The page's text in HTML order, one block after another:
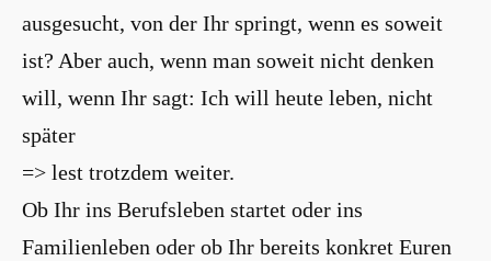
ausgesucht, von der Ihr springt, wenn es soweit
ist? Aber auch, wenn man soweit nicht denken
will, wenn Ihr sagt: Ich will heute leben, nicht
später
=> lest trotzdem weiter.
Ob Ihr ins Berufsleben startet oder ins
Familienleben oder ob Ihr bereits konkret Euren